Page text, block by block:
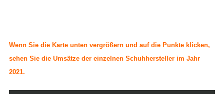
Wenn Sie die Karte unten vergrößern und auf die Punkte klicken,
sehen Sie die Umsätze der einzelnen Schuhhersteller im Jahr
2021.